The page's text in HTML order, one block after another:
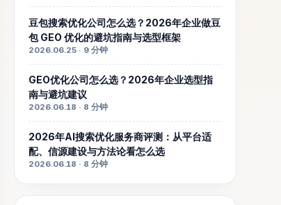
豆包搜索优化公司怎么选？2026年企业做豆
包 GEO 优化的避坑指南与选型框架
2026.06.25 · 9 分钟
GEO优化公司怎么选？2026年企业选型指
南与避坑建议
2026.06.18 · 8 分钟
2026年AI搜索优化服务商评测：从平台适
配、信源建设与方法论看怎么选
2026.06.18 · 8 分钟